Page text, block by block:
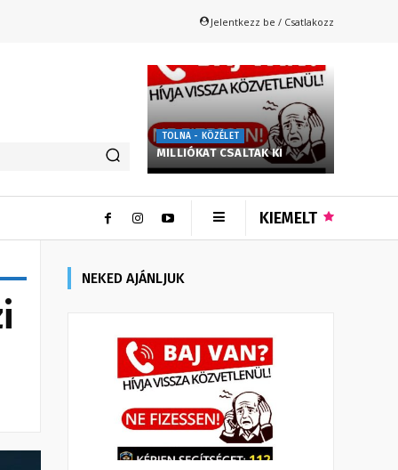
Jelentkezz be / Csatlakozz
TOLNA - KÖZÉLET
MILLIÓKAT CSALTAK KI
KIEMELT
NEKED AJÁNLJUK